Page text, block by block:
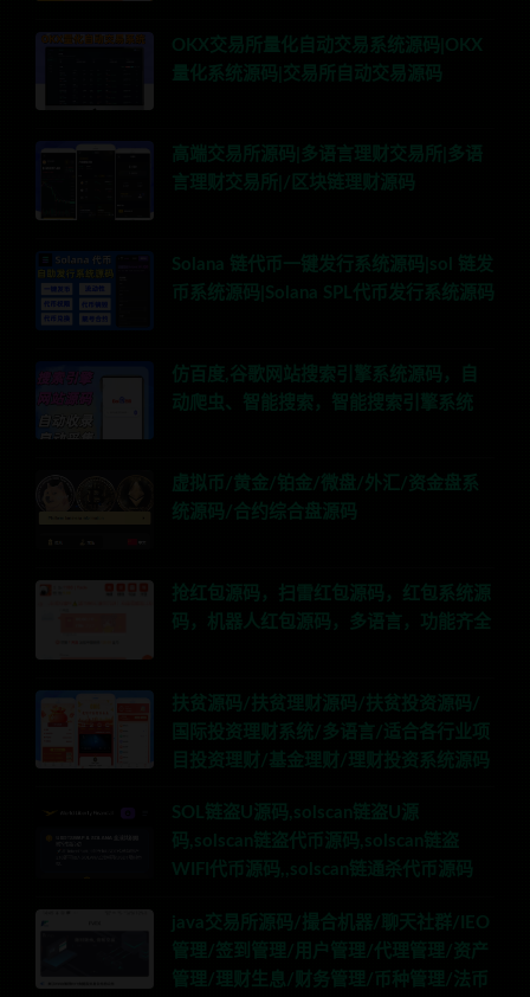
OKX交易所量化自动交易系统源码|OKX
量化系统源码|交易所自动交易源码
高端交易所源码|多语言理财交易所|多语
言理财交易所|/区块链理财源码
Solana 链代币一键发行系统源码|sol 链发
币系统源码|Solana SPL代币发行系统源码
仿百度,谷歌网站搜索引擎系统源码，自
动爬虫、智能搜索，智能搜索引擎系统
虚拟币/黄金/铂金/微盘/外汇/资金盘系
统源码/合约综合盘源码
抢红包源码，扫雷红包源码，红包系统源
码，机器人红包源码，多语言，功能齐全
扶贫源码/扶贫理财源码/扶贫投资源码/
国际投资理财系统/多语言/适合各行业项
目投资理财/基金理财/理财投资系统源码
SOL链盗U源码,solscan链盗U源
码,solscan链盗代币源码,solscan链盗
WIFI代币源码,,solscan链通杀代币源码
java交易所源码/撮合机器/聊天社群/IEO
管理/签到管理/用户管理/代理管理/资产
管理/理财生息/财务管理/币种管理/法币